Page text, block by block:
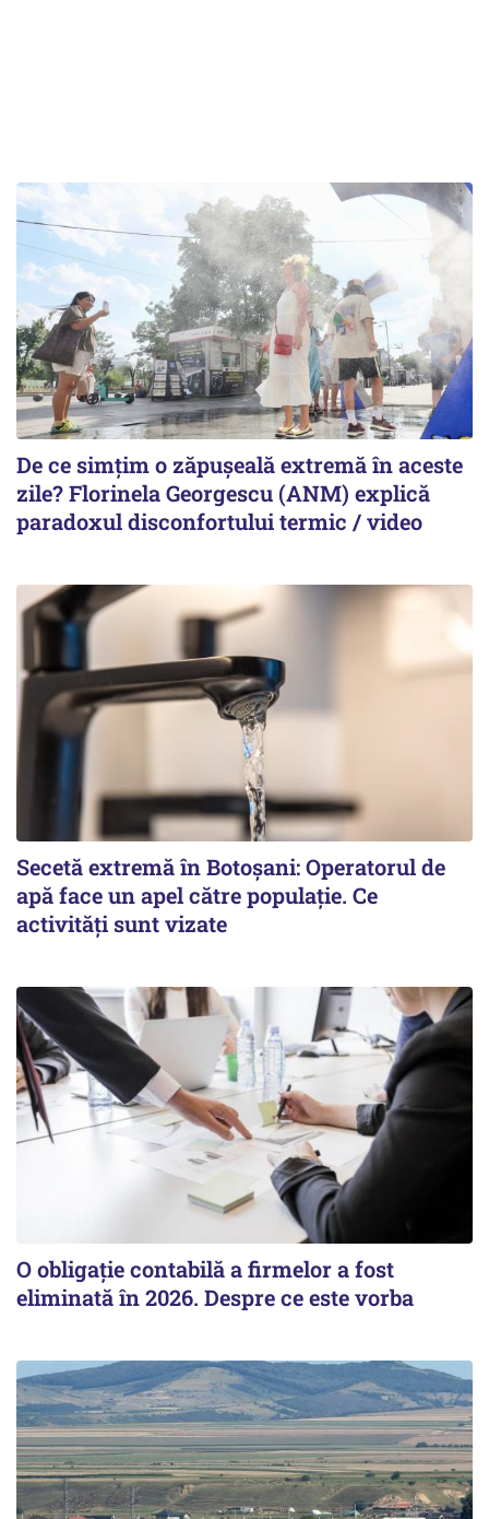
De ce simțim o zăpușeală extremă în aceste
zile? Florinela Georgescu (ANM) explică
paradoxul disconfortului termic / video
Secetă extremă în Botoșani: Operatorul de
apă face un apel către populație. Ce
activități sunt vizate
O obligație contabilă a firmelor a fost
eliminată în 2026. Despre ce este vorba